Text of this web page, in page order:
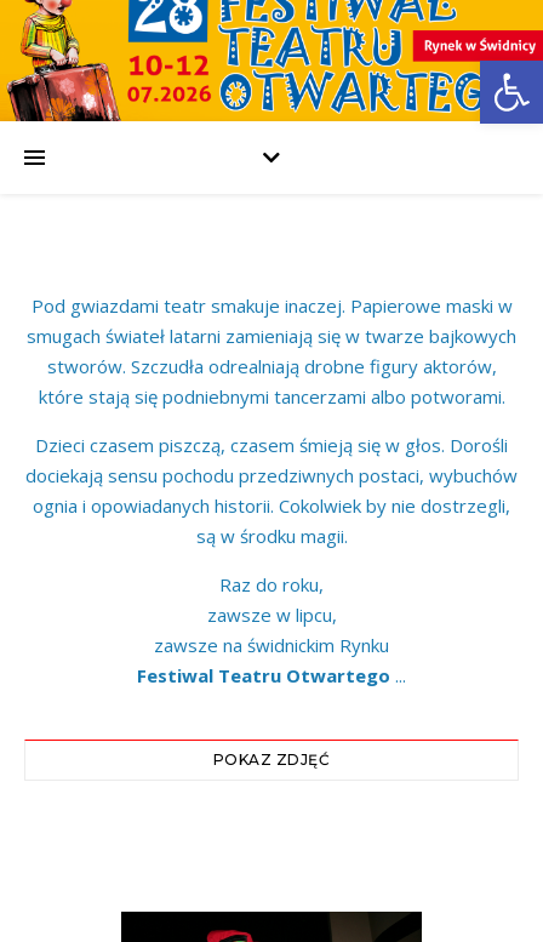
Pod gwiazdami teatr smakuje inaczej. Papierowe maski w
smugach świateł latarni zamieniają się w twarze bajkowych
stworów. Szczudła odrealniają drobne figury aktorów,
które stają się podniebnymi tancerzami albo potworami.
Dzieci czasem piszczą, czasem śmieją się w głos. Dorośli
dociekają sensu pochodu przedziwnych postaci, wybuchów
ognia i opowiadanych historii. Cokolwiek by nie dostrzegli,
są w środku magii.
Raz do roku,
zawsze w lipcu,
zawsze na świdnickim Rynku
Festiwal Teatru Otwartego ...
POKAZ ZDJĘĆ